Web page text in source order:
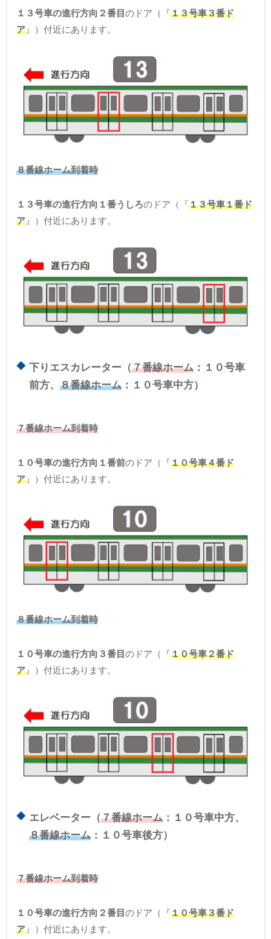
１３号車の進行方向２番目 のドア（『１３号車３番ド
ア 』）付近にあります。
８番線ホーム到着時
１３号車の進行方向１番うしろのドア（『１３号車１番ド
ア 』）付近にあります。
下りエスカレーター（７番線ホーム ：１０号車
前方、８番線ホーム ：１０号車中方）
７番線ホーム到着時
１０号車の進行方向１番前のドア（『１０号車４番ド
ア 』）付近にあります。
８番線ホーム到着時
１０号車の進行方向３番目 のドア（『１０号車２番ド
ア』）付近にあります。
エレベーター（７番線ホーム ：１０号車中方、
８番線ホーム ：１０号車後方）
７番線ホーム到着時
１０号車の進行方向２番目 のドア（『１０号車３番ド
ア 』）付近にあります。